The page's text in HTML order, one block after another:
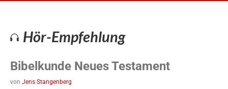
Hör-Empfehlung
Bibelkunde Neues Testament
von Jens Stangenberg